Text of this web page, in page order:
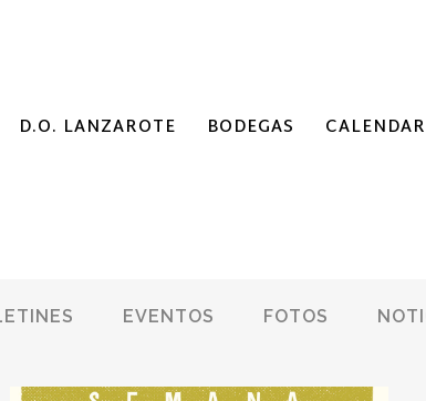
D.O. LANZAROTE BODEGAS
EVENTOS FOTOS